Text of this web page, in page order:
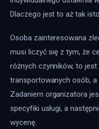
Dlaczego jest to aż tak
Osoba zainteresowana
musi liczyć się z tym, że
różnych czynników, to
transportowanych osób, a
Zadaniem organizatora
specyfiki usługi, a
wycenę.